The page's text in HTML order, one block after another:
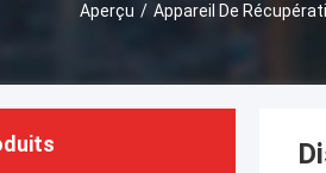
Aperçu / Appareil De